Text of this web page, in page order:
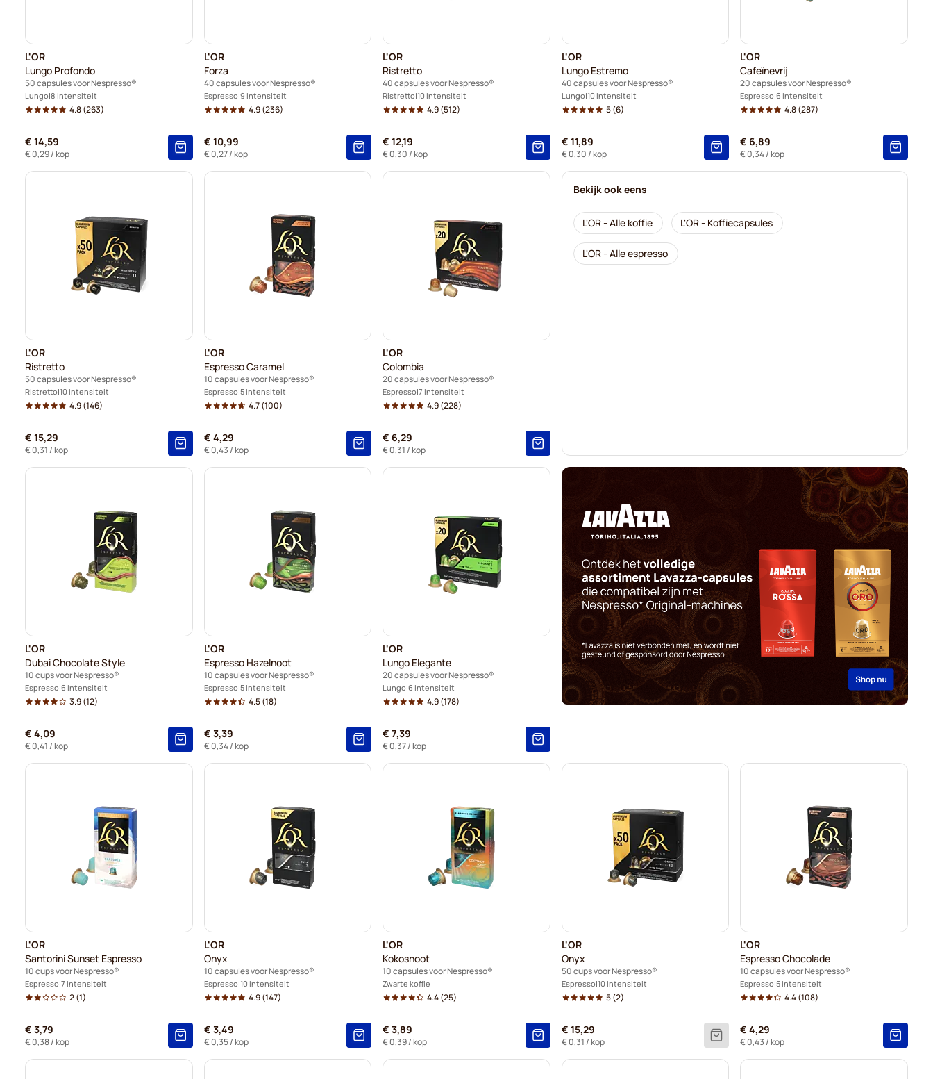
L'OR
Lungo Profondo
50 capsules voor Nespresso®
Lungo 8 Intensiteit
4.8(263)
€ 14,59
€ 0,29/ kop
L'OR
Forza
40 capsules voor Nespresso®
Espresso 9 Intensiteit
4.9(236)
€ 10,99
€ 0,27/ kop
L'OR
Ristretto
40 capsules voor Nespresso®
Ristretto 10 Intensiteit
4.9(512)
€ 12,19
€ 0,30 / kop
L'OR
Lungo Estremo
40 capsules voor Nespresso®
Lungo 10 Intensiteit
5(6)
€ 11,89
€ 0,30 / kop
L'OR
Cafeïnevrij
20 capsules voor Nespresso®
Espresso 6 Intensiteit
4.8(287)
€ 6,89
€ 0,34/ kop
L'OR
Ristretto
50 capsules voor Nespresso®
Ristretto 10 Intensiteit
4.9(146)
€ 15,29
€ 0,31 / kop
L'OR
Espresso Caramel
10 capsules voor Nespresso®
Espresso 5 Intensiteit
4.7(100)
€ 4,29
€ 0,43 / kop
L'OR
Colombia
20 capsules voor Nespresso®
Espresso 7 Intensiteit
4.9(228)
€ 6,29
€ 0,31 / kop
Bekijk ook eens
L'OR - Alle koffie L'OR - Koffiecapsules
L'OR - Alle espresso
L'OR
Dubai Chocolate Style
10 cups voor Nespresso®
Espresso 6 Intensiteit
3.9(12)
€ 4,09
€ 0,41 / kop
L'OR
Espresso Hazelnoot
10 capsules voor Nespresso®
Espresso 5 Intensiteit
4.5(18)
€ 3,39
€ 0,34/ kop
L'OR
Lungo Elegante
20 capsules voor Nespresso®
Lungo 6 Intensiteit
4.9(178)
€ 7,39
€ 0,37/ kop
L'OR
Santorini Sunset Espresso
10 cups voor Nespresso®
Espresso 7 Intensiteit
2(1)
€ 3,79
€ 0,38/ kop
L'OR
Onyx
10 capsules voor Nespresso®
Espresso 10 Intensiteit
4.9(147)
€ 3,49
€ 0,35/ kop
L'OR
Kokosnoot
10 capsules voor Nespresso®
Zwarte koffie
4.4(25)
€ 3,89
€ 0,39/ kop
L'OR
Onyx
50 cups voor Nespresso®
Espresso 10 Intensiteit
5(2)
€ 15,29
€ 0,31 / kop
L'OR
Espresso Chocolade
10 capsules voor Nespresso®
Espresso 5 Intensiteit
4.4(108)
€ 4,29
€ 0,43 / kop